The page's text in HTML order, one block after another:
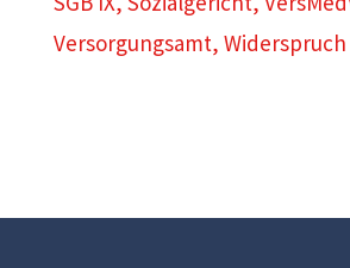
Versorgungsamt, Widerspruch